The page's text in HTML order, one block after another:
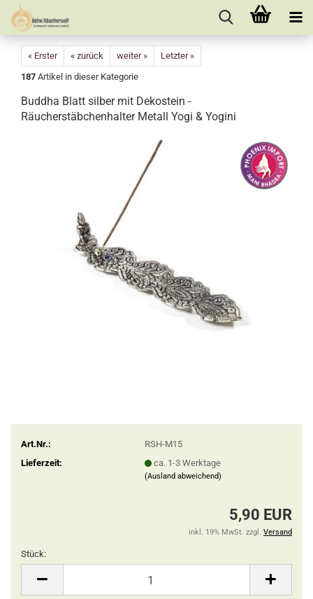
« Erster « zurück weiter »
Letzter »
187 Artikel in dieser Kategorie
Buddha Blatt silber mit Dekostein -
Räucherstäbchenhalter Metall Yogi & Yogini
Art.Nr.:
RSH-M15
Lieferzeit:
ca. 1-3 Werktage
(Ausland abweichend)
5,90 EUR
inkl. 19% MwSt. zzgl. Versand
Stück: